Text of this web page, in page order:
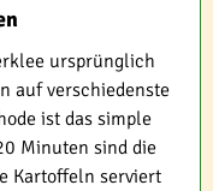
ursprünglich
auf verschiedenste
ist das simple
Minuten sind die
Kartoffeln serviert